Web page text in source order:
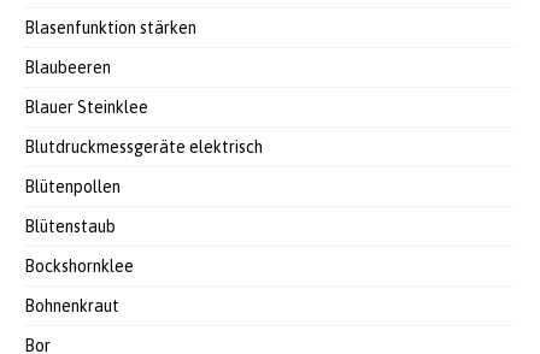
Blasenfunktion stärken
Blaubeeren
Blauer Steinklee
Blutdruckmessgeräte elektrisch
Blütenpollen
Blütenstaub
Bockshornklee
Bohnenkraut
Bor